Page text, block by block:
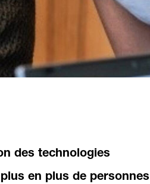
des technologies
en plus de personnes